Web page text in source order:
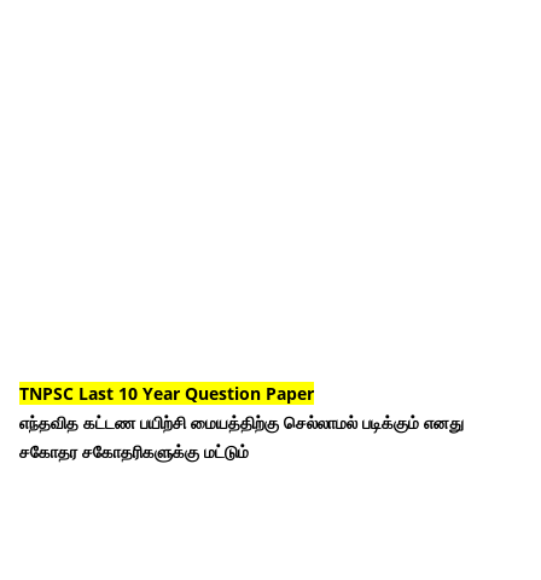
TNPSC Last 10 Year Question Paper
எந்தவித கட்டண பயிற்சி மையத்திற்கு செல்லாமல் படிக்கும் எனது
சகோதர சகோதரிகளுக்கு மட்டும்